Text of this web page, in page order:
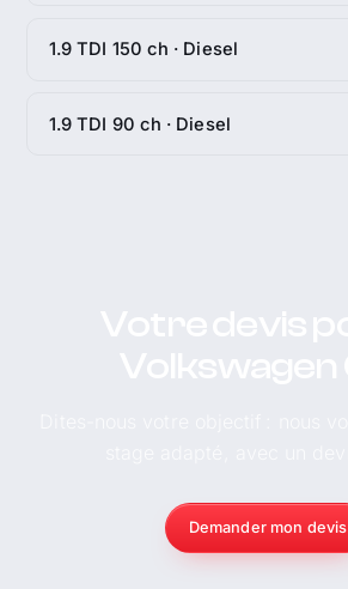
1.9 TDI 150 ch · Diesel
1.9 TDI 90 ch · Diesel
Demander mon devis